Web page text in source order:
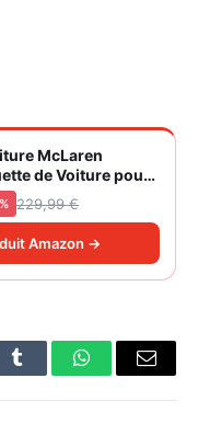
McLaren
de Voiture pour
Formule 1
V6 & Différentiel -
de Sport
229,99 €
Amazon →
Tumblr WhatsAppEmail